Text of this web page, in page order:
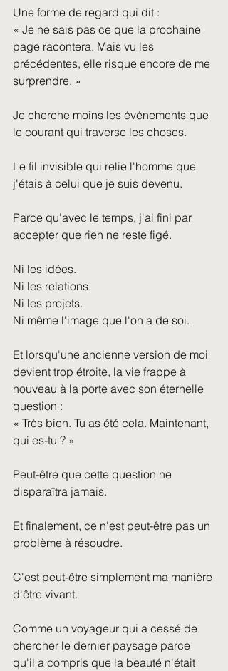
Une forme de regard qui dit :
« Je ne sais pas ce que la prochaine
page racontera. Mais vu les
précédentes, elle risque encore de me
surprendre. »
Je cherche moins les événements que
le courant qui traverse les choses.
Le fil invisible qui relie l'homme que
j'étais à celui que je suis devenu.
Parce qu'avec le temps, j'ai fini par
accepter que rien ne reste figé.
Ni les idées.
Ni les relations.
Ni les projets.
Ni même l'image que l'on a de soi.
Et lorsqu'une ancienne version de moi
devient trop étroite, la vie frappe à
nouveau à la porte avec son éternelle
question :
« Très bien. Tu as été cela. Maintenant,
qui es-tu ? »
Peut-être que cette question ne
disparaîtra jamais.
Et finalement, ce n'est peut-être pas un
problème à résoudre.
C'est peut-être simplement ma manière
d'être vivant.
Comme un voyageur qui a cessé de
chercher le dernier paysage parce
qu'il a compris que la beauté n'était